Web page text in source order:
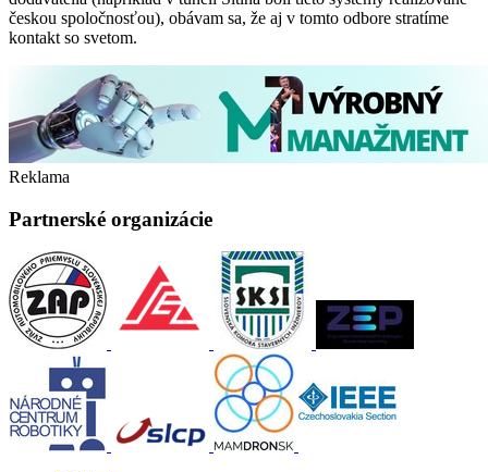
českou spoločnosťou), obávam sa, že aj v tomto odbore stratíme
kontakt so svetom.
Reklama
Partnerské organizácie